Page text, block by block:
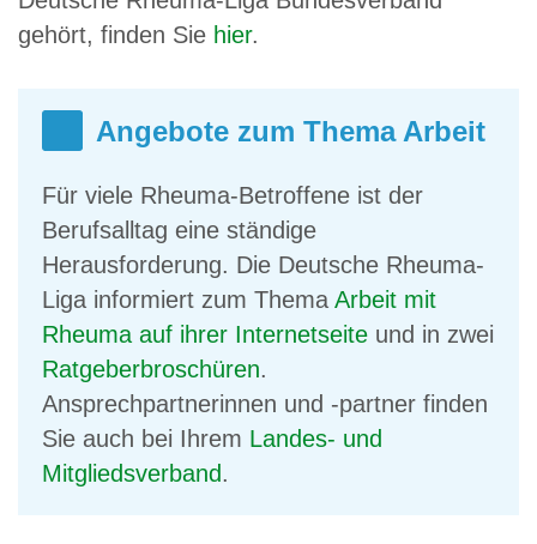
gehört, finden Sie hier.
Angebote zum Thema Arbeit
Für viele Rheuma-Betroffene ist der
Berufsalltag eine ständige
Herausforderung. Die Deutsche Rheuma-
Liga informiert zum Thema Arbeit mit
Rheuma auf ihrer Internetseite und in zwei
Ratgeberbroschüren.
Ansprechpartnerinnen und -partner finden
Sie auch bei Ihrem Landes- und
Mitgliedsverband.